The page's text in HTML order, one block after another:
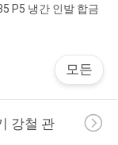
P5 냉간 인발 합금
모든
강철 관